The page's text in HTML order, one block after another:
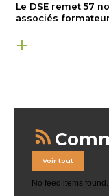
Le DSE remet 57
associés
Voir tout
No feed items found.